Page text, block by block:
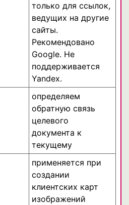
только для ссылок,
ведущих на другие
сайты.
Рекомендовано
Google. Не
поддерживается
Yandex.
определяем
обратную связь
целевого
документа к
текущему
применяется при
создании
клиентских карт
изображений